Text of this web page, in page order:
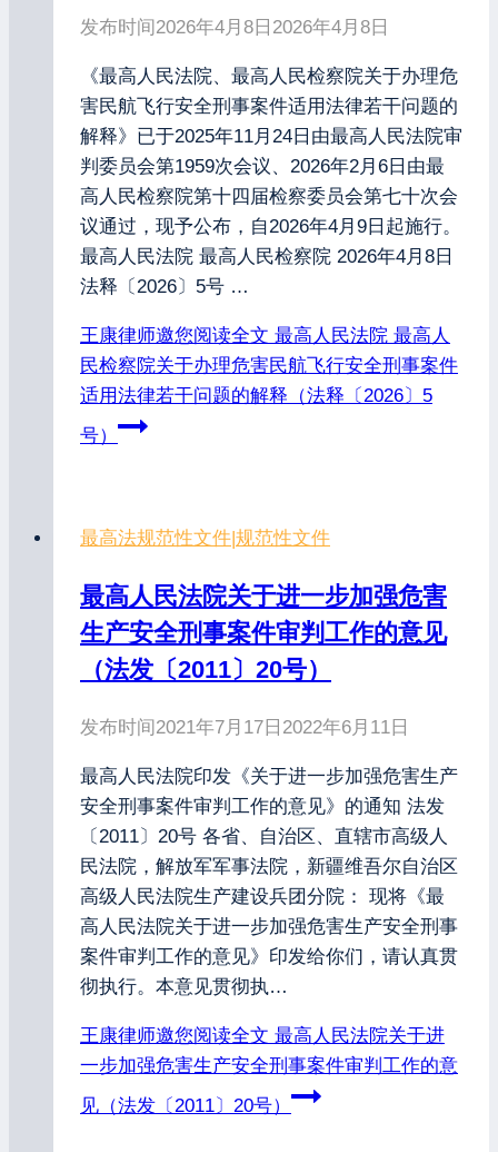
发布时间2026年4月8日 2026年4月8日
《最高人民法院、最高人民检察院关于办理危
害民航飞行安全刑事案件适用法律若干问题的
解释》已于2025年11月24日由最高人民法院审
判委员会第1959次会议、2026年2月6日由最
高人民检察院第十四届检察委员会第七十次会
议通过，现予公布，自2026年4月9日起施行。
最高人民法院 最高人民检察院 2026年4月8日
法释〔2026〕5号 …
王康律师邀您阅读全文 最高人民法院 最高人
民检察院关于办理危害民航飞行安全刑事案件
适用法律若干问题的解释（法释〔2026〕5
号）
最高法规范性文件|规范性文件
最高人民法院关于进一步加强危害
生产安全刑事案件审判工作的意见
（法发〔2011〕20号）
发布时间2021年7月17日 2022年6月11日
最高人民法院印发《关于进一步加强危害生产
安全刑事案件审判工作的意见》的通知 法发
〔2011〕20号 各省、自治区、直辖市高级人
民法院，解放军军事法院，新疆维吾尔自治区
高级人民法院生产建设兵团分院： 现将《最
高人民法院关于进一步加强危害生产安全刑事
案件审判工作的意见》印发给你们，请认真贯
彻执行。本意见贯彻执…
王康律师邀您阅读全文 最高人民法院关于进
一步加强危害生产安全刑事案件审判工作的意
见（法发〔2011〕20号）